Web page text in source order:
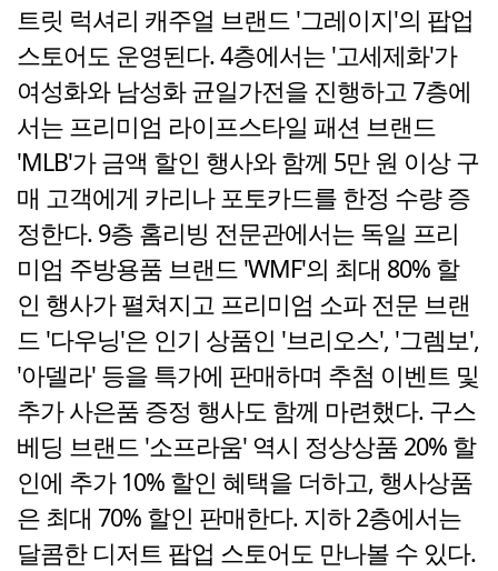
트릿 럭셔리 캐주얼 브랜드 '그레이지'의 팝업
스토어도 운영된다. 4층에서는 '고세제화'가
여성화와 남성화 균일가전을 진행하고 7층에
서는 프리미엄 라이프스타일 패션 브랜드
'MLB'가 금액 할인 행사와 함께 5만 원 이상 구
매 고객에게 카리나 포토카드를 한정 수량 증
정한다. 9층 홈리빙 전문관에서는 독일 프리
미엄 주방용품 브랜드 'WMF'의 최대 80% 할
인 행사가 펼쳐지고 프리미엄 소파 전문 브랜
드 '다우닝'은 인기 상품인 '브리오스', '그렘보',
'아델라' 등을 특가에 판매하며 추첨 이벤트 및
추가 사은품 증정 행사도 함께 마련했다. 구스
베딩 브랜드 '소프라움' 역시 정상상품 20% 할
인에 추가 10% 할인 혜택을 더하고, 행사상품
은 최대 70% 할인 판매한다. 지하 2층에서는
달콤한 디저트 팝업 스토어도 만나볼 수 있다.